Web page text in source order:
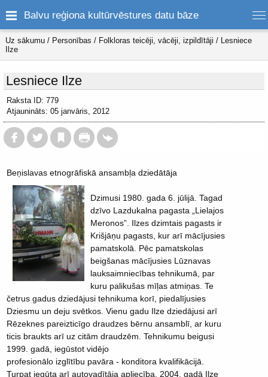
Balvu reģiona kultūrvēstures datu bāze
Uz sākumu / Personības / Folkloras teicēji, vācēji, izpildītāji / Lesniece
Ilze
Lesniece Ilze
Raksta ID: 779
Atjaunināts: 05 janvāris, 2012
Beņislavas etnogrāfiskā ansambļa dziedātāja
Dzimusi 1980. gada 6. jūlijā. Tagad
dzīvo Lazdukalna pagasta „Lielajos
Meronos”. Ilzes dzimtais pagasts ir
Krišjāņu pagasts, kur arī mācījusies
pamatskolā. Pēc pamatskolas
beigšanas mācījusies Lūznavas
lauksaimniecības tehnikumā, par
kuru palikušas mīļas atmiņas. Te
četrus gadus dziedājusi tehnikuma korī, piedalījusies
Dziesmu un deju svētkos. Vienu gadu Ilze dziedājusi arī
Rēzeknes pareizticīgo draudzes bērnu ansamblī, ar kuru
ticis braukts arī uz citām draudzēm. Tehnikumu beigusi
1999. gadā, iegūstot vidējo
profesionālo izglītību pavāra - konditora kvalifikācijā.
Turpat iegūta arī autovadītāja apliecība. 2004. gadā Ilze